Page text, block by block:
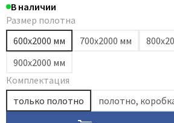
Covali
Dircode
Eclisse
El Porta
Fantom
Fimet
В наличии
Размер полотна
600х2000 мм
700х2000 мм
900х2000 мм
Комплектация
только полотно
полотно,